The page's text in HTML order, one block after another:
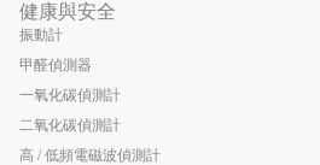
健康與安全
振動計
甲醛偵測器
一氧化碳偵測計
二氧化碳偵測計
高 / 低頻電磁波偵測計